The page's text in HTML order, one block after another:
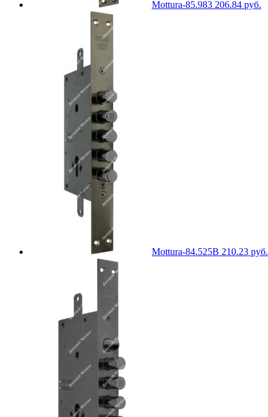
Mottura-85.983 206.84 руб.
Mottura-84.525B 210.23 руб.